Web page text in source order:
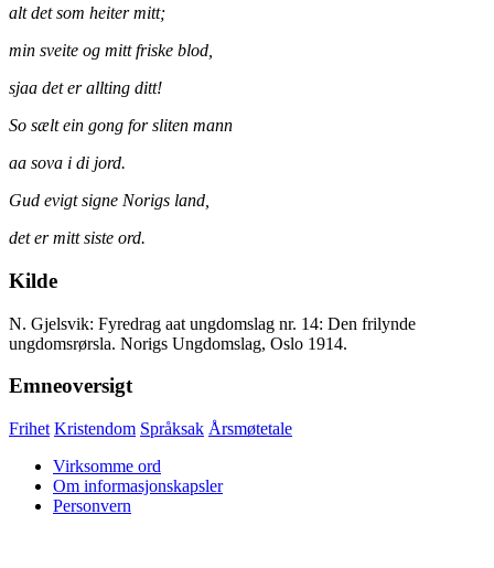
alt det som heiter mitt;
min sveite og mitt friske blod,
sjaa det er allting ditt!
So sælt ein gong for sliten mann
aa sova i di jord.
Gud evigt signe Norigs land,
det er mitt siste ord.
Kilde
N. Gjelsvik: Fyredrag aat ungdomslag nr. 14: Den frilynde
ungdomsrørsla. Norigs Ungdomslag, Oslo 1914.
Emneoversigt
Frihet Kristendom Språksak Årsmøtetale
Virksomme ord
Om informasjonskapsler
Personvern